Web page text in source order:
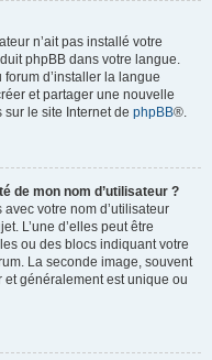
n’ait pas installé votre
phpBB dans votre langue.
d’installer la langue
et partager une nouvelle
sur le site Internet de phpBB®.
de mon nom d’utilisateur ?
avec votre nom d’utilisateur
L’une d’elles peut être
ou des blocs indiquant votre
La seconde image, souvent
et généralement est unique ou